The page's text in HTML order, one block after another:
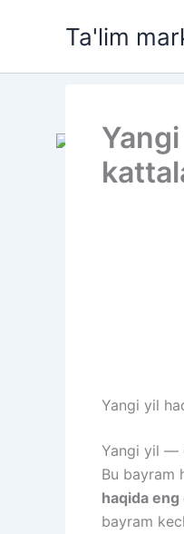
Ta'lim
Yangi yil
Yangi yil —
Bu bayram
haqida eng
bayram